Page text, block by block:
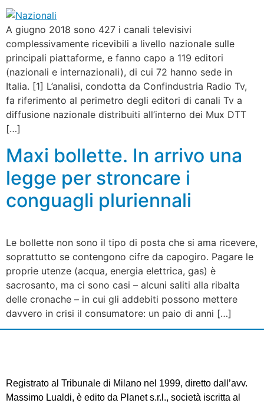
A giugno 2018 sono 427 i canali televisivi
complessivamente ricevibili a livello nazionale sulle
principali piattaforme, e fanno capo a 119 editori
(nazionali e internazionali), di cui 72 hanno sede in
Italia. [1] L’analisi, condotta da Confindustria Radio Tv,
fa riferimento al perimetro degli editori di canali Tv a
diffusione nazionale distribuiti all’interno dei Mux DTT
[…]
Maxi bollette. In arrivo una
legge per stroncare i
conguagli pluriennali
Le bollette non sono il tipo di posta che si ama ricevere,
soprattutto se contengono cifre da capogiro. Pagare le
proprie utenze (acqua, energia elettrica, gas) è
sacrosanto, ma ci sono casi – alcuni saliti alla ribalta
delle cronache – in cui gli addebiti possono mettere
davvero in crisi il consumatore: un paio di anni […]
Registrato al Tribunale di Milano nel 1999, diretto dall’avv.
Massimo Lualdi, è edito da Planet s.r.l., società iscritta al